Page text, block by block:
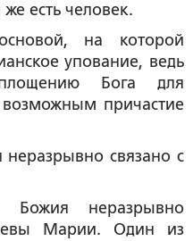
есть человек.
на которой
упование, ведь
Бога для
возможным причастие
связано с
неразрывно
Марии. Один из